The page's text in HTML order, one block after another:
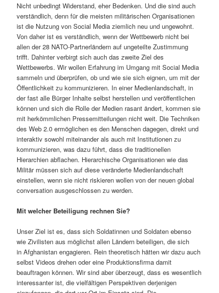
Nicht unbedingt Widerstand, eher Bedenken. Und die sind auch
verständlich, denn für die meisten militärischen Organisationen
ist die Nutzung von Social Media ziemlich neu und ungewohnt.
Von daher ist es verständlich, wenn der Wettbewerb nicht bei
allen der 28 NATO-Partnerländern auf ungeteilte Zustimmung
trifft. Dahinter verbirgt sich auch das zweite Ziel des
Wettbewerbs. Wir wollen Erfahrung im Umgang mit Social Media
sammeln und überprüfen, ob und wie sie sich eignen, um mit der
Öffentlichkeit zu kommunizieren. In einer Medienlandschaft, in
der fast alle Bürger Inhalte selbst herstellen und veröffentlichen
können und sich die Rolle der Medien rasant ändert, kommen sie
mit herkömmlichen Pressemitteilungen nicht weit. Die Techniken
des Web 2.0 ermöglichen es den Menschen dagegen, direkt und
interaktiv sowohl miteinander als auch mit Institutionen zu
kommunizieren, was dazu führt, dass die traditionellen
Hierarchien abflachen. Hierarchische Organisationen wie das
Militär müssen sich auf diese veränderte Medienlandschaft
einstellen, wenn sie nicht riskieren wollen von der neuen global
conversation ausgeschlossen zu werden.
Mit welcher Beteiligung rechnen Sie?
Unser Ziel ist es, dass sich Soldatinnen und Soldaten ebenso
wie Zivilisten aus möglichst allen Ländern beteiligen, die sich
in Afghanistan engagieren. Rein theoretisch hätten wir dazu auch
selbst Videos drehen oder eine Produktionsfirma damit
beauftragen können. Wir sind aber überzeugt, dass es wesentlich
interessanter ist, die vielfältigen Perspektiven derjenigen